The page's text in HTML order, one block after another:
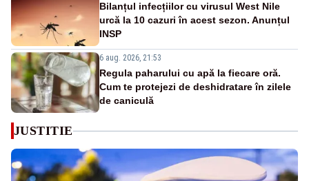
Bilanțul infecțiilor cu virusul West Nile
urcă la 10 cazuri în acest sezon. Anunțul
INSP
6 aug. 2026, 21:53
Regula paharului cu apă la fiecare oră.
Cum te protejezi de deshidratare în zilele
de caniculă
JUSTITIE